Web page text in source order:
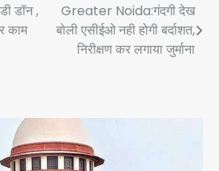
डॉन ,
काम
Greater Noida:गंदगी देख
बोली एसीईओ नही होगी बर्दाशत,
निरीक्षण कर लगाया जुर्माना